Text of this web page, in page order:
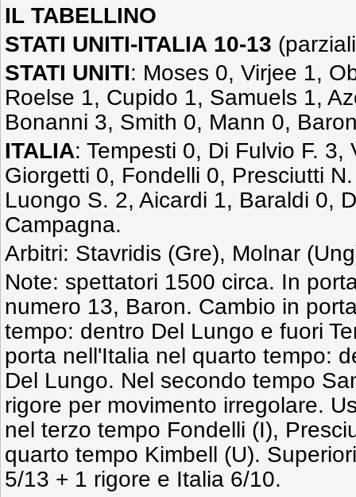
IL TABELLINO
STATI UNITI-ITALIA 10-13
STATI UNITI: Moses 0, Virjee 1,
Roelse 1, Cupido 1, Samuels 1,
Bonanni 3, Smith 0, Mann 0,
ITALIA: Tempesti 0, Di Fulvio F. 3,
Giorgetti 0, Fondelli 0, Presciutti
Luongo S. 2, Aicardi 1, Baraldi 0,
Campagna.
Arbitri: Stavridis (Gre), Molnar
Note: spettatori 1500 circa. In
numero 13, Baron. Cambio in
tempo: dentro Del Lungo e fuori
porta nell'Italia nel quarto tempo:
Del Lungo. Nel secondo tempo
rigore per movimento irregolare.
nel terzo tempo Fondelli (I),
quarto tempo Kimbell (U).
5/13 + 1 rigore e Italia 6/10.